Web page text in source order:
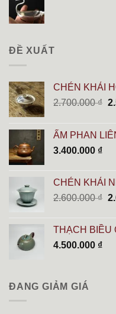
ĐỀ XUẤT
CHÉN KHẢI
2.700.000₫
ẤM PHAN
3.400.000 ₫
CHÉN KHẢI
2.600.000₫
THẠCH BIỀU
4.500.000 ₫
ĐANG GIẢM GIÁ